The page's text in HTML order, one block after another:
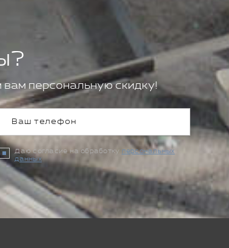
персональную скидку!
Даю согласие на обработку персональных
данных